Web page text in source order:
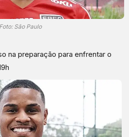
Foto: São Paulo
na preparação para enfrentar o